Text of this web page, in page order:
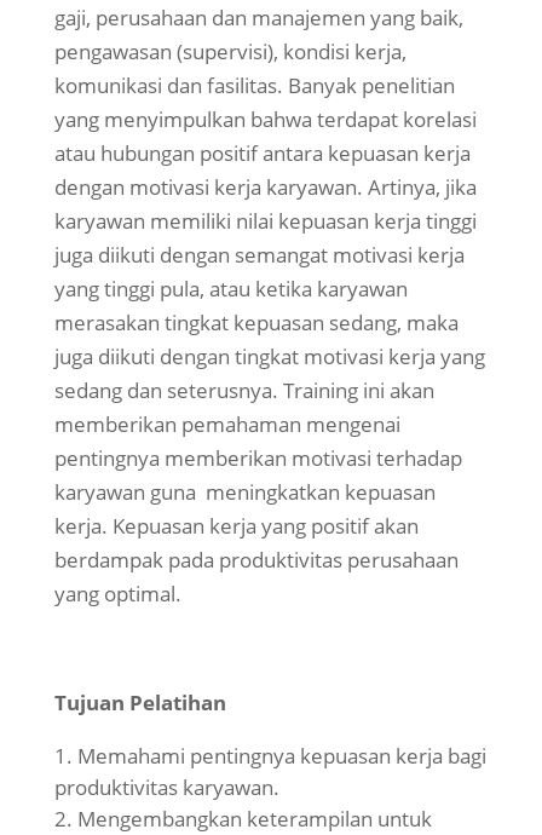
gaji, perusahaan dan manajemen yang baik,
pengawasan (supervisi), kondisi kerja,
komunikasi dan fasilitas. Banyak penelitian
yang menyimpulkan bahwa terdapat korelasi
atau hubungan positif antara kepuasan kerja
dengan motivasi kerja karyawan. Artinya, jika
karyawan memiliki nilai kepuasan kerja tinggi
juga diikuti dengan semangat motivasi kerja
yang tinggi pula, atau ketika karyawan
merasakan tingkat kepuasan sedang, maka
juga diikuti dengan tingkat motivasi kerja yang
sedang dan seterusnya. Training ini akan
memberikan pemahaman mengenai
pentingnya memberikan motivasi terhadap
karyawan guna meningkatkan kepuasan
kerja. Kepuasan kerja yang positif akan
berdampak pada produktivitas perusahaan
yang optimal.
Tujuan Pelatihan
Memahami pentingnya kepuasan kerja bagi
produktivitas karyawan.
Mengembangkan keterampilan untuk